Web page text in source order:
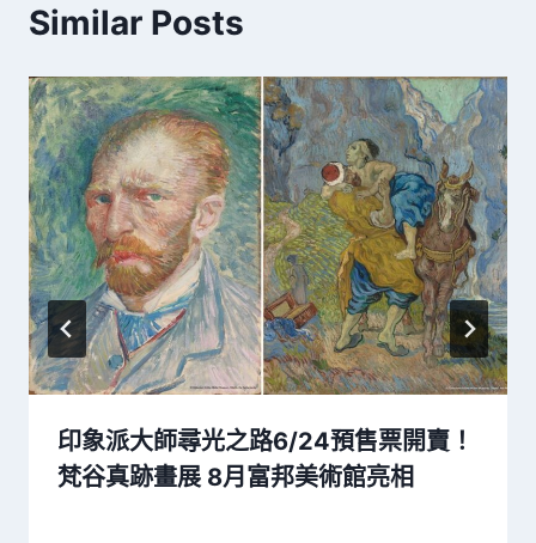
Similar Posts
印象派大師尋光之路6/24預售票開賣！
梵谷真跡畫展 8月富邦美術館亮相